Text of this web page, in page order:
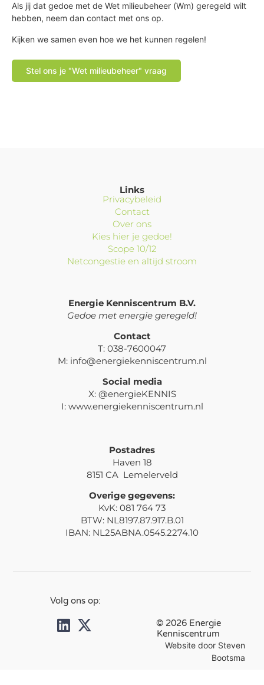
Als jij dat gedoe met de Wet milieubeheer (Wm) geregeld wilt
hebben, neem dan contact met ons op.
Kijken we samen even hoe we het kunnen regelen!
Stel ons je "Wet milieubeheer" vraag
Links
Privacybeleid
Contact
Over ons
Kies hier je gedoe!
Scope 10/12
Netcongestie en altijd stroom
Energie Kenniscentrum B.V.
Gedoe met energie geregeld!
Contact
T: 038-7600047
M: info@energiekenniscentrum.nl
Social media
X: @energieKENNIS
I: www.energiekenniscentrum.nl
Postadres
Haven 18
8151 CA Lemelerveld
Overige gegevens:
KvK: 081 764 73
BTW: NL8197.87.917.B.01
IBAN: NL25ABNA.0545.2274.10
Volg ons op:
© 2026 Energie
Kenniscentrum
Website door Steven
Bootsma